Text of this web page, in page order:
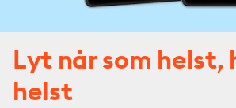
Lyt når som helst,
helst